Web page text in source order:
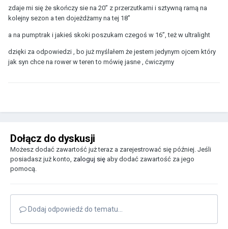
zdaje mi się że skończy sie na 20” z przerzutkami i sztywną ramą na
kolejny sezon a ten dojeżdżamy na tej 18”
a na pumptrak i jakieś skoki poszukam czegoś w 16”, też w ultralight
dzięki za odpowiedzi , bo już myślałem że jestem jedynym ojcem który
jak syn chce na rower w teren to mówię jasne , ćwiczymy
Dołącz do dyskusji
Możesz dodać zawartość już teraz a zarejestrować się później. Jeśli
posiadasz już konto, zaloguj się aby dodać zawartość za jego
pomocą.
Dodaj odpowiedź do tematu...